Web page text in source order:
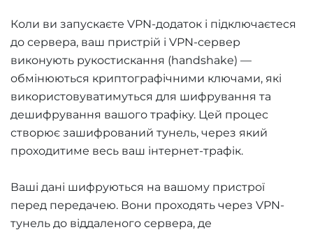
Коли ви запускаєте VPN-додаток і підключаєтеся
до сервера, ваш пристрій і VPN-сервер
виконують рукостискання (handshake) —
обмінюються криптографічними ключами, які
використовуватимуться для шифрування та
дешифрування вашого трафіку. Цей процес
створює зашифрований тунель, через який
проходитиме весь ваш інтернет-трафік.
Ваші дані шифруються на вашому пристрої
перед передачею. Вони проходять через VPN-
тунель до віддаленого сервера, де